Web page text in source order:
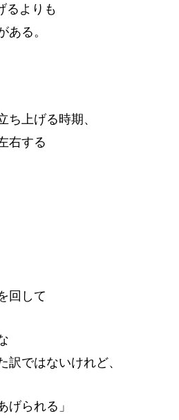
るよりも
る。
ち上げる時期、
右する
回して
訳ではないけれど、
げられる」